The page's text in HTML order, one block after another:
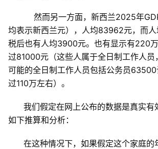
然而另一方面，新西兰2025年
均表示新西兰元），人均83962元，而
税后也有人均3900元。也有显示有220
过81000元（这些人属于全日制工作人员
可能的全日制工作人员包括公务员63500
过110万左右）。
我们假定在网上公布的数据是真实有
如下推算和分析：
在这种情况下，如果假定这个家庭的